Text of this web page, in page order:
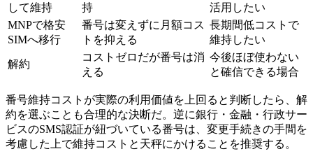
して維持
持
活用したい
MNPで格安
SIMへ移行
番号は変えずに月額コス
トを抑える
長期間低コストで
維持したい
解約
コストゼロだが番号は消
える
今後ほぼ使わない
と確信できる場合
番号維持コストが実際の利用価値を上回ると判断したら、解
約を選ぶことも合理的な決断だ。逆に銀行・金融・行政サー
ビスのSMS認証が紐づいている番号は、変更手続きの手間を
考慮した上で維持コストと天秤にかけることを推奨する。